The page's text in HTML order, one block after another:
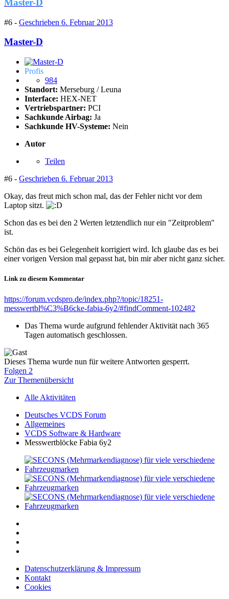
Master-D
#6 - Geschrieben 6. Februar 2013
Master-D
Profis
984
Standort: Merseburg / Leuna
Interface: HEX-NET
Vertriebspartner: PCI
Sachkunde Airbag: Ja
Sachkunde HV-Systeme: Nein
Autor
Teilen
#6 - Geschrieben 6. Februar 2013
Okay, das freut mich schon mal, das der Fehler nicht vor dem
Laptop sitzt.
Schon das es bei den 2 Werten letztendlich nur ein "Zeitproblem"
ist.
Schön das es bei Gelegenheit korrigiert wird. Ich glaube das es bei
einer vorigen Version mal gepasst hat, bin mir aber nicht ganz sicher.
Link zu diesem Kommentar
https://forum.vcdspro.de/index.php?/topic/18251-
messwertbl%C3%B6cke-fabia-6y2/#findComment-102482
Das Thema wurde aufgrund fehlender Aktivität nach 365
Tagen automatisch geschlossen.
Dieses Thema wurde nun für weitere Antworten gesperrt.
Folgen 2
Zur Themenübersicht
Alle Aktivitäten
Deutsches VCDS Forum
Allgemeines
VCDS Software & Hardware
Messwertblöcke Fabia 6y2
Datenschutzerklärung & Impressum
Kontakt
Cookies